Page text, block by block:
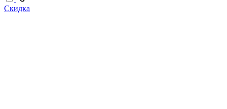
Скидка